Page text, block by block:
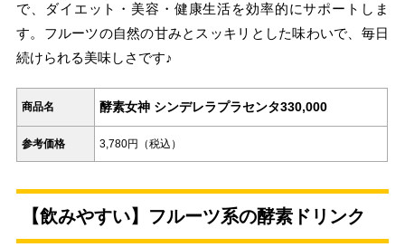
で、ダイエット・美容・健康生活を効率的にサポートしま
す。フルーツの自然の甘みとスッキリとした味わいで、毎日
続けられる美味しさです♪
商品名 酵素女神 シンデレラプラセンタ330,000
参考価格 3,780円（税込）
【飲みやすい】フルーツ系の酵素ドリンク